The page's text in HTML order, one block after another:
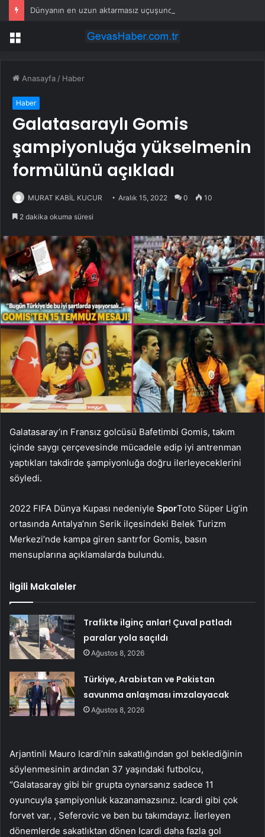
Menü
Anasayfa / Haber
Haber
Galatasaraylı Gomis
şampiyonluğa yükselmenin
formülünü açıkladı
MURAT KABİL KUCUR Aralık 15, 2022 0 10
2 dakika okuma süresi
Galatasaray’ın Fransız golcüsü Bafetimbi Gomis, takım
içinde saygı çerçevesinde mücadele edip iyi antrenman
yaptıkları takdirde şampiyonluğa doğru ilerleyeceklerini
söyledi.
2022 FIFA Dünya Kupası nedeniyle SporToto Süper Lig’in
ortasında Antalya’nın Serik ilçesindeki Belek Turizm
Merkezi’nde kampa giren santrfor Gomis, basın
mensuplarına açıklamalarda bulundu.
İlgili Makaleler
Trafikte ilginç anlar! Çuval patladı
paralar yola saçıldı
Ağustos 8, 2026
Türkiye, Arabistan ve Pakistan
savunma anlaşması imzalayacak
Ağustos 8, 2026
Arjantinli Mauro Icardi’nin sakatlığından gol beklediğinin
söylenmesinin ardından 37 yaşındaki futbolcu,
“Galatasaray gibi bir grupta oynarsanız sadece 11
oyuncuyla şampiyonluk kazanamazsınız. Icardi gibi çok
forvet var. , Seferovic ve ben bu takımdayız. İlerleyen
dönemlerde sakatlıktan dönen Icardi daha fazla gol